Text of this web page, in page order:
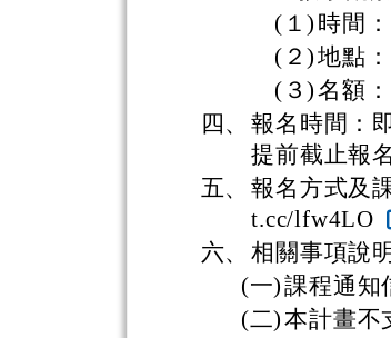
(１) 時間
(２)地點
(３)名額：
四、 報名時間：
提前截止報名
五、 報名方式及
t.cc/lfw4LO
六、 相關事項說
(一)課程通知
(二)本計畫不